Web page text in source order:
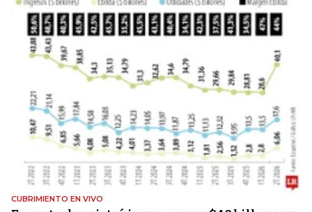
CUBRIMIENTO EN VIVO